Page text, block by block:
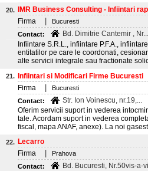
20.
IMR Business Consulting - Infiintari
Firma
Bucuresti
Contact:
Bd. Dimitrie Cantemir ,
Infiintare S.R.L., infiintare P.F.A.,
entitatilor pe care le coordonati,
alte servicii integrale sau fractionate
21.
Infiintari si Modificari Firme Bucuresti
Firma
Bucuresti
Contact:
Str. Ion Voinescu, nr.19,...
Oferim servicii suport in vederea
tale. Acordam suport in vederea
fiscal, mapa ANAF, anexe). La noi
22. Lecarro
Firma
Prahova
Contact:
Bd. Bucuresti, Nr.50vis-a-